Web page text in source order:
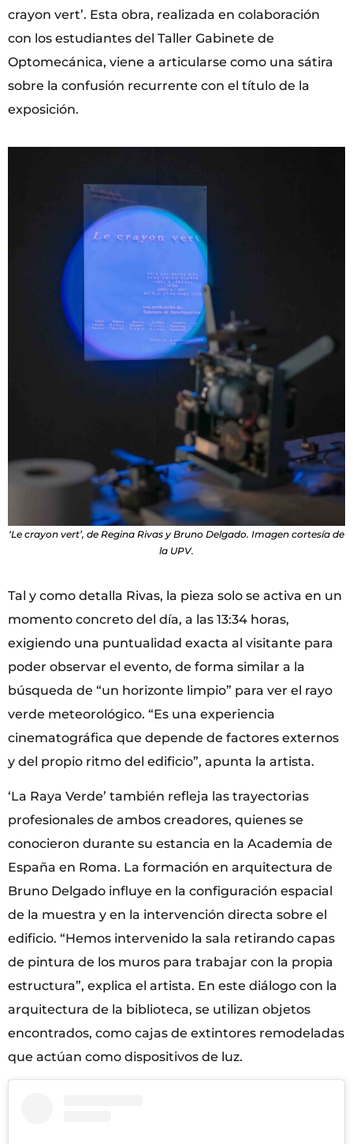
crayon vert’. Esta obra, realizada en colaboración
con los estudiantes del Taller Gabinete de
Optomecánica, viene a articularse como una sátira
sobre la confusión recurrente con el título de la
exposición.
‘Le crayon vert’, de Regina Rivas y Bruno Delgado. Imagen cortesía de
la UPV.
Tal y como detalla Rivas, la pieza solo se activa en un
momento concreto del día, a las 13:34 horas,
exigiendo una puntualidad exacta al visitante para
poder observar el evento, de forma similar a la
búsqueda de “un horizonte limpio” para ver el rayo
verde meteorológico. “Es una experiencia
cinematográfica que depende de factores externos
y del propio ritmo del edificio”, apunta la artista.
‘La Raya Verde’ también refleja las trayectorias
profesionales de ambos creadores, quienes se
conocieron durante su estancia en la Academia de
España en Roma. La formación en arquitectura de
Bruno Delgado influye en la configuración espacial
de la muestra y en la intervención directa sobre el
edificio. “Hemos intervenido la sala retirando capas
de pintura de los muros para trabajar con la propia
estructura”, explica el artista. En este diálogo con la
arquitectura de la biblioteca, se utilizan objetos
encontrados, como cajas de extintores remodeladas
que actúan como dispositivos de luz.